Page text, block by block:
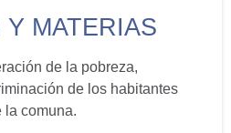
MATERIAS
de la pobreza,
de los habitantes
la comuna.